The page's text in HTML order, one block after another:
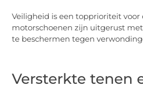
Veiligheid is een topprioriteit
motorschoenen zijn uitgerust
te beschermen tegen
Versterkte tenen